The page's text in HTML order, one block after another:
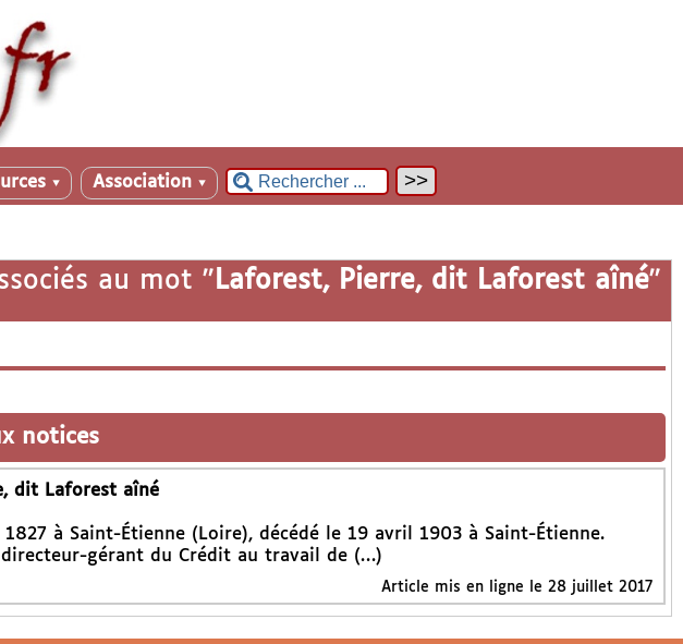
▼ Association ▼
au mot " Laforest, Pierre, dit Laforest aîné"
notices
dit Laforest aîné
à Saint-Étienne (Loire), décédé le 19 avril 1903 à Saint-Étienne.
gérant du Crédit au travail de (…)
Article mis en ligne le 28 juillet 2017